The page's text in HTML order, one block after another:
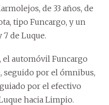
de 33 años, de
tipo Funcargo, y un
de Luque.
automóvil Funcargo
seguido por el ómnibus,
por el efectivo
hacia Limpio.